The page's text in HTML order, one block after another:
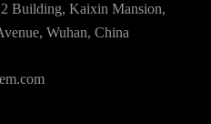
Building, Kaixin Mansion,
Wuhan, China